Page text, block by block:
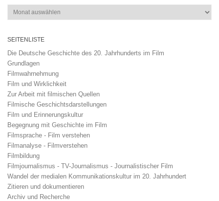
Archiv
SEITENLISTE
Die Deutsche Geschichte des 20. Jahrhunderts im Film
Grundlagen
Filmwahrnehmung
Film und Wirklichkeit
Zur Arbeit mit filmischen Quellen
Filmische Geschichtsdarstellungen
Film und Erinnerungskultur
Begegnung mit Geschichte im Film
Filmsprache - Film verstehen
Filmanalyse - Filmverstehen
Filmbildung
Filmjournalismus - TV-Journalismus - Journalistischer Film
Wandel der medialen Kommunikationskultur im 20. Jahrhundert
Zitieren und dokumentieren
Archiv und Recherche